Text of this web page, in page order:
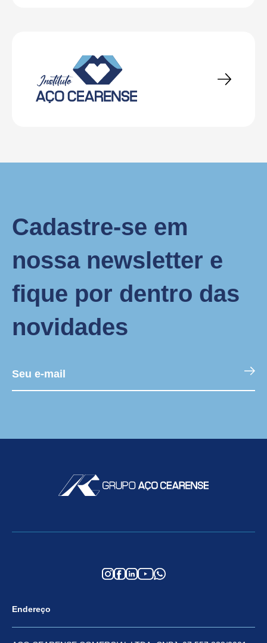
Cadastre-se em
nossa newsletter e
fique por dentro das
novidades
Endereço